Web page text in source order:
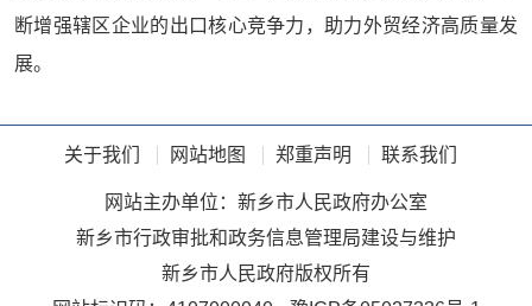
断增强辖区企业的出口核心竞争力，助力外贸经济高质量发
展。
关于我们 网站地图 郑重声明 联系我们
网站主办单位：新乡市人民政府办公室
新乡市行政审批和政务信息管理局建设与维护
新乡市人民政府版权所有